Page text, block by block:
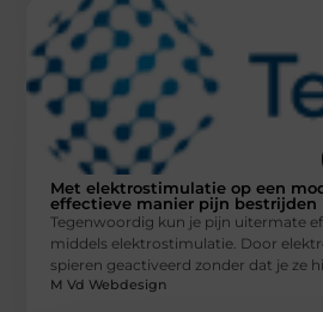
Met elektrostimulatie op een
effectieve manier pijn bestrijden
Tegenwoordig kun je pijn uitermate
middels elektrostimulatie. Door
spieren geactiveerd zonder dat je ze
M Vd Webdesign